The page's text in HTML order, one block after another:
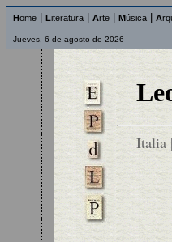
Home Literatura Arte Música A
Jueves, 6 de agosto de 2026
Italia |